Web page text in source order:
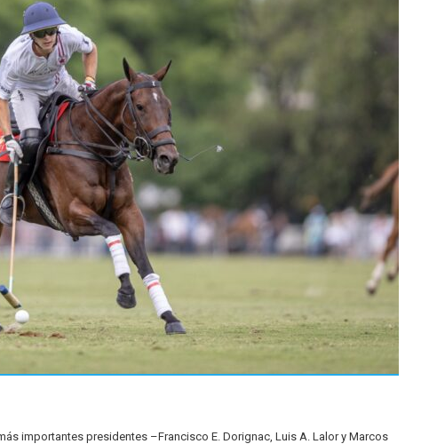
importantes presidentes –Francisco E. Dorignac, Luis A. Lalor y Marcos